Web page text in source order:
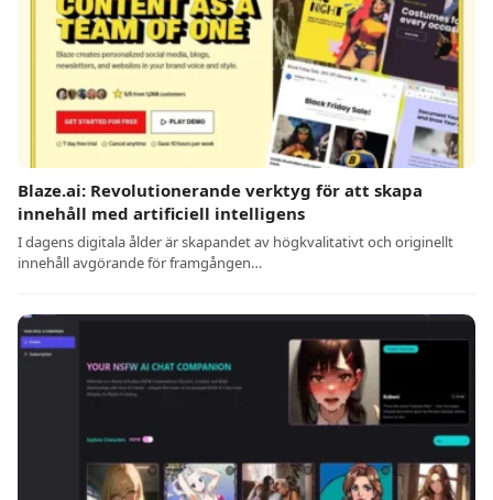
Blaze.ai: Revolutionerande verktyg för att skapa
innehåll med artificiell intelligens
I dagens digitala ålder är skapandet av högkvalitativt och originellt
innehåll avgörande för framgången…